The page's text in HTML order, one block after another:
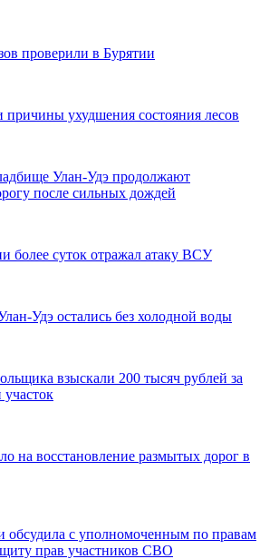
проверили в Бурятии
ухудшения состояния лесов
Улан-Удэ продолжают
после сильных дождей
более суток отражал атаку ВСУ
Удэ остались без холодной воды
взыскали 200 тысяч рублей за
на восстановление размытых дорог в
обсудила с уполномоченным по правам
прав участников СВО